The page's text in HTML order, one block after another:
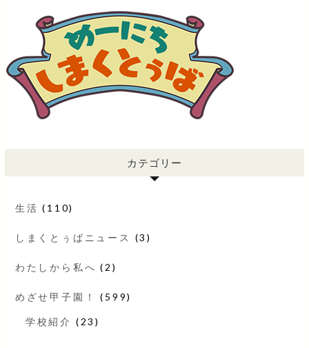
カテゴリー
生活 (110)
しまくとぅばニュース (3)
わたしから私へ (2)
めざせ甲子園！ (599)
学校紹介 (23)